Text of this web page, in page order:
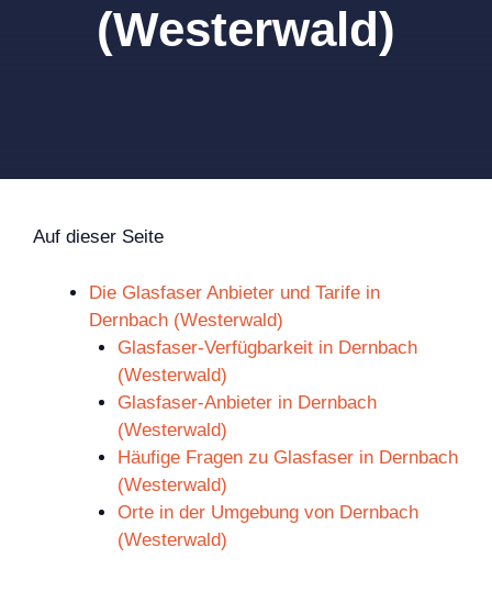
(Westerwald)
Auf dieser Seite
Die Glasfaser Anbieter und Tarife in
Dernbach (Westerwald)
Glasfaser-Verfügbarkeit in Dernbach
(Westerwald)
Glasfaser-Anbieter in Dernbach
(Westerwald)
Häufige Fragen zu Glasfaser in Dernbach
(Westerwald)
Orte in der Umgebung von Dernbach
(Westerwald)